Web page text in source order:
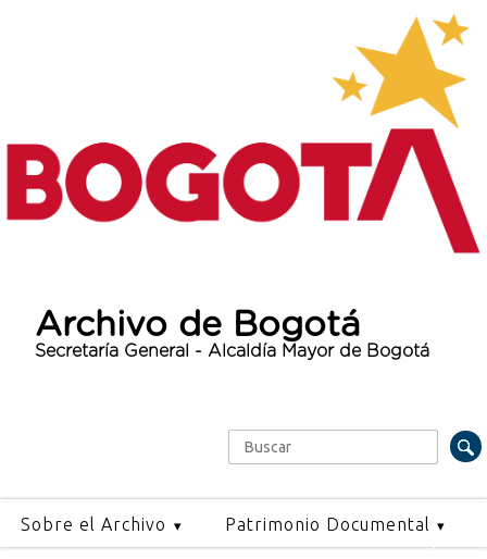
Archivo de Bogotá
Secretaría General - Alcaldía Mayor de Bogotá
Formulario de búsqueda
Buscar
Sobre el Archivo Patrimonio Documental